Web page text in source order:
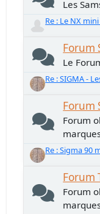
Les
Re : Le NX
Forum
Le
Re : SIGMA -
Forum
Forum
Re : Sigma 90
Forum
Forum